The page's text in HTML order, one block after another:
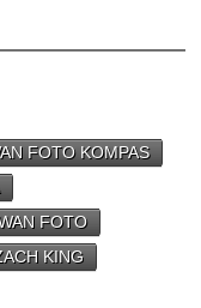
FOTO KOMPAS
FOTO
KING